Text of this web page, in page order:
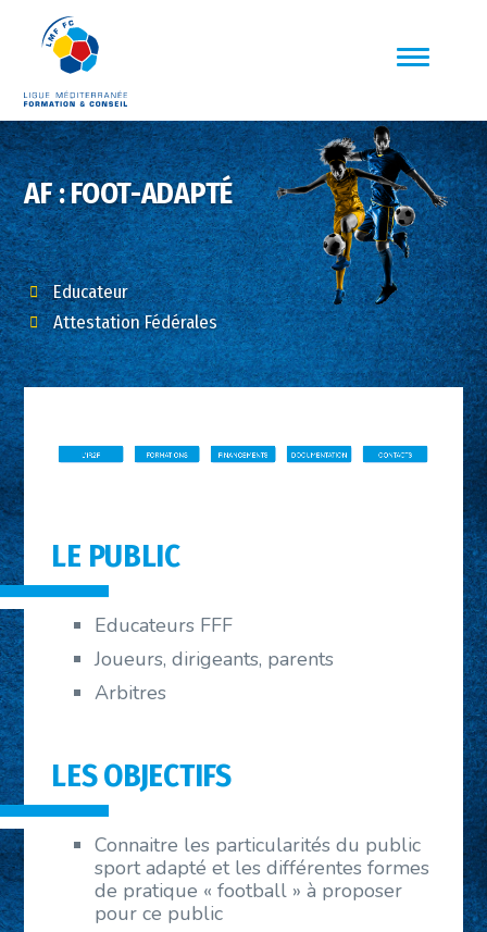
AF : FOOT-ADAPTÉ
Educateur
Attestation Fédérales
LE PUBLIC
Educateurs FFF
Joueurs, dirigeants, parents
Arbitres
LES OBJECTIFS
Connaitre les particularités du public
sport adapté et les différentes formes
de pratique « football » à proposer
pour ce public